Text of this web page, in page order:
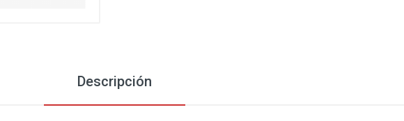
Descripción